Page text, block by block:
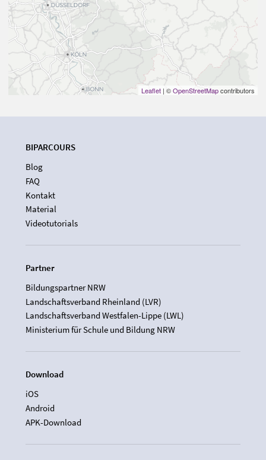
Leaflet | ©OpenStreetMapcontributors
BIPARCOURS
Blog
FAQ
Kontakt
Material
Videotutorials
Partner
Bildungspartner NRW
Landschaftsverband Rheinland (LVR)
Landschaftsverband Westfalen-Lippe (LWL)
Ministerium für Schule und Bildung NRW
Download
iOS
Android
APK-Download